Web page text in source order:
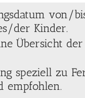
von/
der Kinder.
Übersicht
speziell zu
empfohlen.